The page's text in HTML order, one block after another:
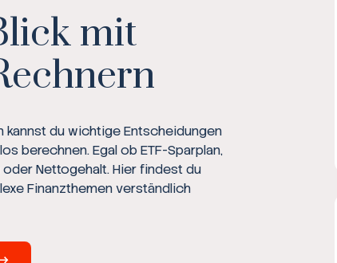
mit
kannst du wichtige Entscheidungen
berechnen. Egal ob ETF-Sparplan,
Nettogehalt. Hier findest du
Finanzthemen verständlich